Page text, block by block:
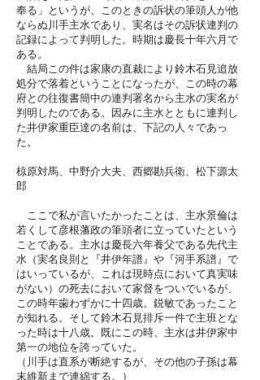
奉る」というが、このときの訴状の筆頭人が他
ならぬ川手主水であり、実名はその訴状連判の
記録によって判明した。時期は慶長十年六月で
ある。
結局この件は家康の直裁により鈴木石見追放
処分で落着ということになったが、この時の幕
府との往復書簡中の連判署名から主水の実名が
判明したのである。因みに主水とともに連判し
た井伊家重臣達の名前は、下記の人々であっ
た。
椋原対馬、中野介大夫、西郷勘兵衛、松下源太
郎
ここで私が言いたかったことは、主水景倫は
若くして彦根藩政の筆頭者に立っていたという
ことである。主水は慶長六年養父である先代主
水（実名良則と『井伊年譜』や『河手系譜』で
はいっているが、これは現時点において真実味
がない）の死去において家督をついでいるが、
この時年歯わずかに十四歳。鋭敏であったこと
が知れる。そして鈴木石見排斥一件で主班とな
った時は十八歳。既にこの時、主水は井伊家中
第一の地位を誇っていた。
（川手は直系が断絶するが、その他の子孫は幕
末維新まで連綿する。）